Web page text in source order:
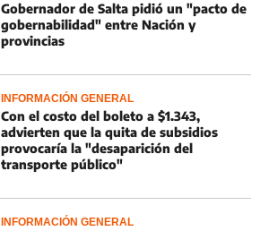
Gobernador de Salta pidió un "pacto de
gobernabilidad" entre Nación y
provincias
INFORMACIÓN GENERAL
Con el costo del boleto a $1.343,
advierten que la quita de subsidios
provocaría la "desaparición del
transporte público"
INFORMACIÓN GENERAL